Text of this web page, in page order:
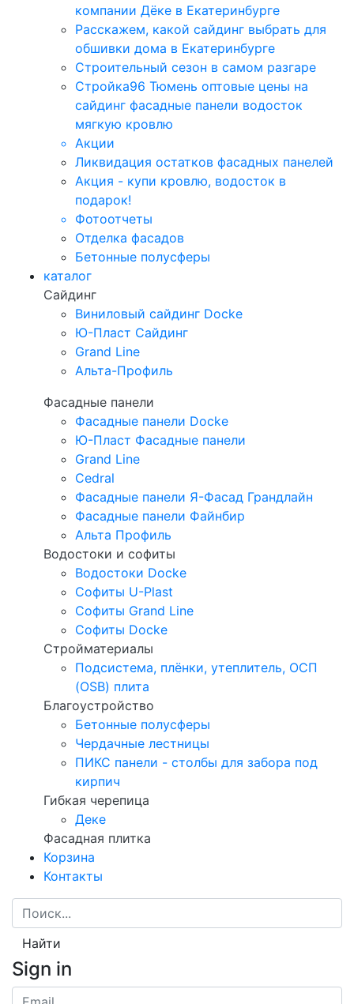
компании Дёке в Екатеринбурге
Расскажем, какой сайдинг выбрать для
обшивки дома в Екатеринбурге
Строительный сезон в самом разгаре
Стройка96 Тюмень оптовые цены на
сайдинг фасадные панели водосток
мягкую кровлю
Акции
Ликвидация остатков фасадных панелей
Акция - купи кровлю, водосток в
подарок!
Фотоотчеты
Отделка фасадов
Бетонные полусферы
каталог
Сайдинг
Виниловый сайдинг Docke
Ю-Пласт Сайдинг
Grand Line
Альта-Профиль
Фасадные панели
Фасадные панели Docke
Ю-Пласт Фасадные панели
Grand Line
Cedral
Фасадные панели Я-Фасад Грандлайн
Фасадные панели Файнбир
Альта Профиль
Водостоки и софиты
Водостоки Docke
Софиты U-Plast
Софиты Grand Line
Софиты Docke
Стройматериалы
Подсистема, плёнки, утеплитель, ОСП
(OSB) плита
Благоустройство
Бетонные полусферы
Чердачные лестницы
ПИКС панели - столбы для забора под
кирпич
Гибкая черепица
Деке
Фасадная плитка
Корзина
Контакты
Найти
Sign in